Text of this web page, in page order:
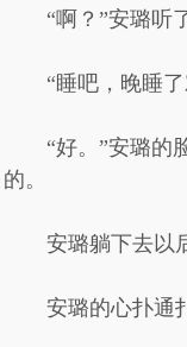
“啊？”安璐听
“睡吧，晚睡
“好。”安璐的
的。
安璐躺下去以
安璐的心扑通